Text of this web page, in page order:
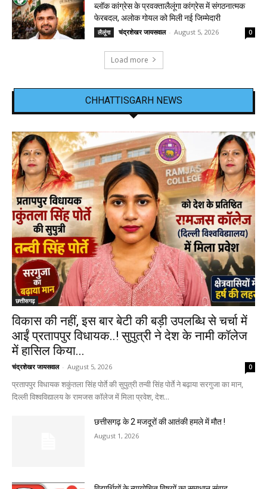
ब्लॉक कांग्रेस के प्रवक्तालैलूंगा कांग्रेस में संगठनात्मक
फेरबदल, अलोक गोयल को मिली नई जिम्मेदारी
लैलूंगा चंद्रशेखर जायसवाल - August 5, 2026 0
Load more
CHHATTISGARH NEWS
छत्तीसगढ़
विकास की नहीं, इस बार बेटी की बड़ी उपलब्धि से चर्चा में
आईं प्रतापपुर विधायक..! सुपुत्री ने देश के नामी कॉलेज
में हासिल किया...
चंद्रशेखर जायसवाल - August 5, 2026 0
प्रतापपुर विधायक शकुंतला सिंह पोर्ते की सुपुत्री तन्वी सिंह पोर्ते ने बढ़ाया सरगुजा का मान,
दिल्ली विश्वविद्यालय के रामजस कॉलेज में मिला प्रवेश, देश...
छत्तीसगढ़ के 2 मजदूरों की आतंकी हमले में मौत !
August 1, 2026